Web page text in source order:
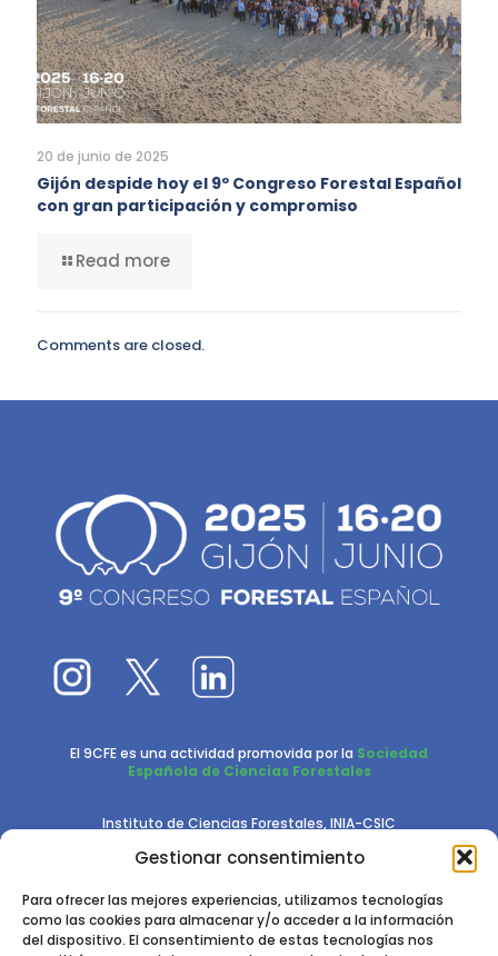
Gestionar consentimiento
Para ofrecer las mejores experiencias, utilizamos tecnologías
como las cookies para almacenar y/o acceder a la información
del dispositivo. El consentimiento de estas tecnologías nos
20 de junio de 2025
Gijón despide hoy el 9º Congreso Forestal Español
con gran participación y compromiso
Read more
Comments are closed.
El 9CFE es una actividad promovida por la Sociedad
Española de Ciencias Forestales
Instituto de Ciencias Forestales, INIA-CSIC
Ctra. de la Coruña km 7,5 - 28040 Madrid